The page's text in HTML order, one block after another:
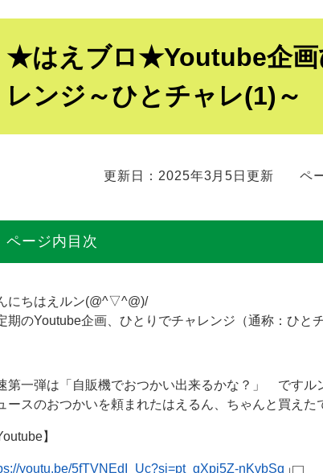
★はえブロ★Youtube企画
レンジ～ひとチャレ(1)～
更新日：2025年3月5日更新 ペ
ページ内目次
にちはえルン(@^▽^@)/
期のYoutube企画、ひとりでチャレンジ（通称：ひと
第一弾は「自販機でおつかい出来るかな？」 です
ースのおつかいを頼まれたはえるん、ちゃんと買えた
】
youtu.be/5fTVNEdI_Uc?si=pt_gXpi5Z-nKvbSq